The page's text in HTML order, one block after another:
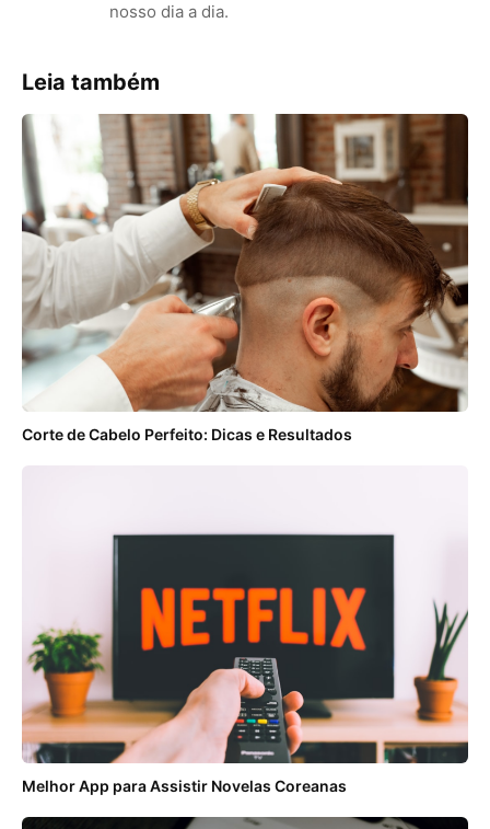
nosso dia a dia.
Leia também
Corte de Cabelo Perfeito: Dicas e Resultados
Melhor App para Assistir Novelas Coreanas